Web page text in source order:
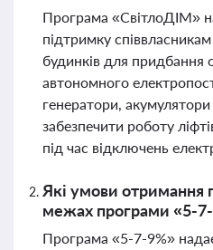
Програма «СвітлоДІМ»
підтримку
будинків для придбання
автономного
генератори,
забезпечити роботу
під час відключень
Які умови отримання
межах програми «5-
Програма «5-7-9%»